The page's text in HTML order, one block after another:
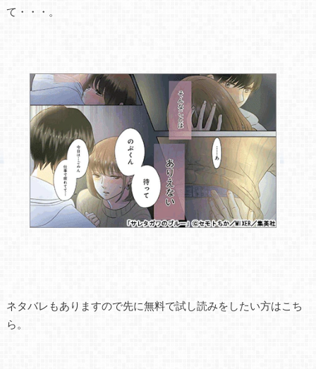
て・・・。
ネタバレもありますので先に無料で試し読みをしたい方はこち
ら。